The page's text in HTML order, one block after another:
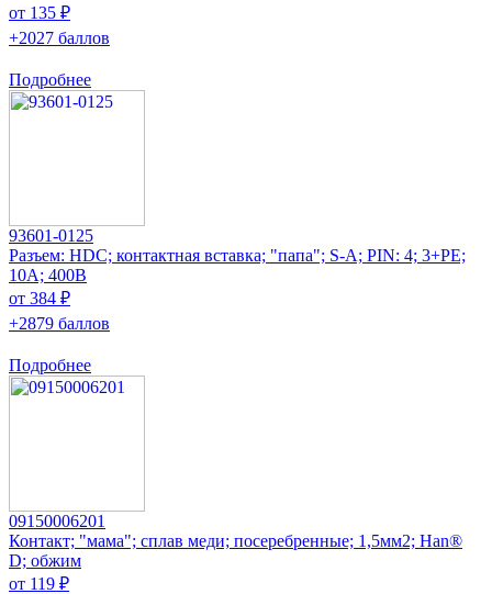
от 135 ₽
+2027 баллов
Подробнее
93601-0125
Разъем: HDC; контактная вставка; "папа"; S-A; PIN: 4; 3+PE;
10А; 400В
от 384 ₽
+2879 баллов
Подробнее
09150006201
Контакт; "мама"; сплав меди; посеребренные; 1,5мм2; Han®
D; обжим
от 119 ₽